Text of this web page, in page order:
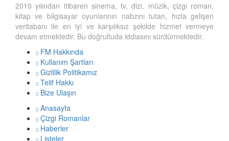
2010 yılından itibaren sinema, tv, dizi, müzik, çizgi roman,
kitap ve bilgisayar oyunlarının nabzını tutan, hızla gelişen
veritabanı ile en iyi ve karşılıksız şekilde hizmet vermeye
devam etmektedir. Bu doğrultuda iddiasını sürdürmektedir.
FM Hakkında
Kullanım Şartları
Gizlilik Politikamız
Telif Hakkı
Bize Ulaşın
Anasayfa
Çizgi Romanlar
Haberler
Listeler